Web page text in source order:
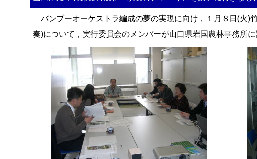
バンブーオーケストラ編成の夢の実現に向け，１月８日(火)
奏)について，実行委員会のメンバーが山口県岩国農林事務所